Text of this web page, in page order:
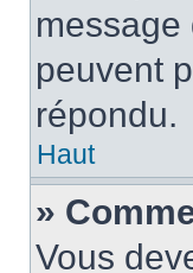
peuvent
répondu.
Haut
»
Vous